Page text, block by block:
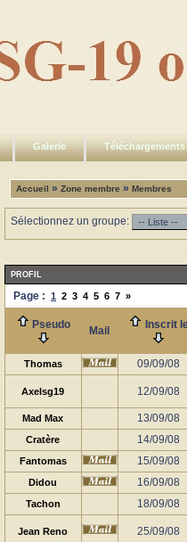
Galerie Téléchargements
Accueil »Zone membre »Membres
Sélectionnez un groupe:
PROFIL
Page : 1 2 3 4 5 6 7 »
Pseudo Mail Inscrit
Thomas 09/09/08
Axelsg19 12/09/08
Mad Max 13/09/08
Cratère 14/09/08
Fantomas 15/09/08
Didou 16/09/08
Tachon 18/09/08
Jean Reno 25/09/08